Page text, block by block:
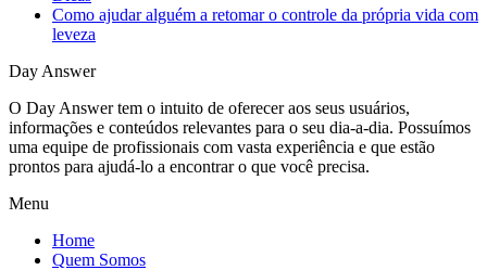
Como ajudar alguém a retomar o controle da própria vida com
leveza
Day Answer
O Day Answer tem o intuito de oferecer aos seus usuários,
informações e conteúdos relevantes para o seu dia-a-dia. Possuímos
uma equipe de profissionais com vasta experiência e que estão
prontos para ajudá-lo a encontrar o que você precisa.
Menu
Home
Quem Somos